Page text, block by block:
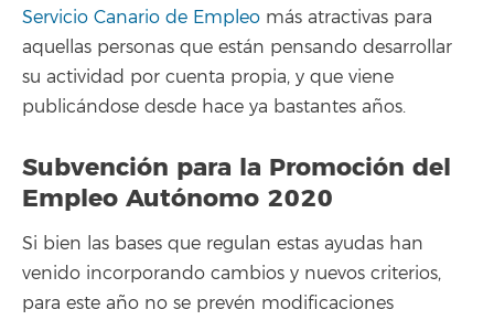
Servicio Canario de Empleo más atractivas para
aquellas personas que están pensando desarrollar
su actividad por cuenta propia, y que viene
publicándose desde hace ya bastantes años.
Subvención para la Promoción del
Empleo Autónomo 2020
Si bien las bases que regulan estas ayudas han
venido incorporando cambios y nuevos criterios,
para este año no se prevén modificaciones